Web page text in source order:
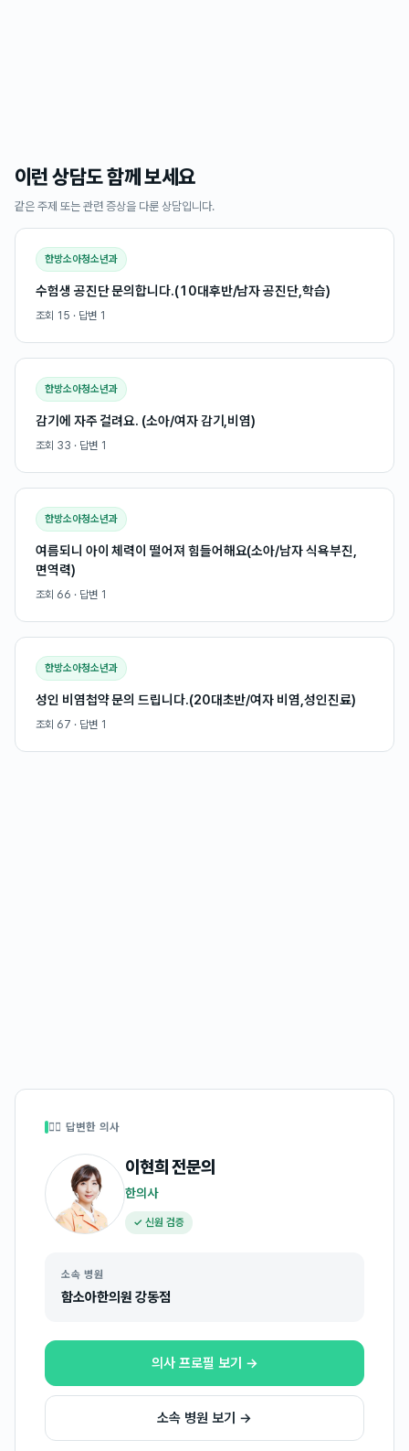
이런 상담도 함께 보세요
같은 주제 또는 관련 증상을 다룬 상담입니다.
한방소아청소년과
수험생 공진단 문의합니다.(10대후반/남자 공진단,학습)
조회 15 · 답변 1
한방소아청소년과
감기에 자주 걸려요. (소아/여자 감기,비염)
조회 33 · 답변 1
한방소아청소년과
여름되니 아이 체력이 떨어져 힘들어해요(소아/남자 식욕부진,
면역력)
조회 66 · 답변 1
한방소아청소년과
성인 비염첩약 문의 드립니다.(20대초반/여자 비염,성인진료)
조회 67 · 답변 1
👩‍⚕️ 답변한 의사
이현희전문의
한의사
✓ 신원 검증
소속 병원
함소아한의원 강동점
의사 프로필 보기 →
소속 병원 보기 →